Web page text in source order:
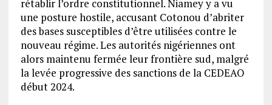
rétablir l’ordre constitutionnel. Niamey y a vu
une posture hostile, accusant Cotonou d’abriter
des bases susceptibles d’être utilisées contre le
nouveau régime. Les autorités nigériennes ont
alors maintenu fermée leur frontière sud, malgré
la levée progressive des sanctions de la CEDEAO
début 2024.